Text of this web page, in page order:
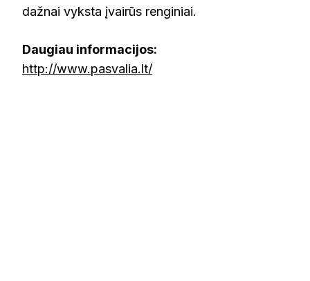
dažnai vyksta įvairūs renginiai.
Daugiau informacijos:
http://www.pasvalia.lt/